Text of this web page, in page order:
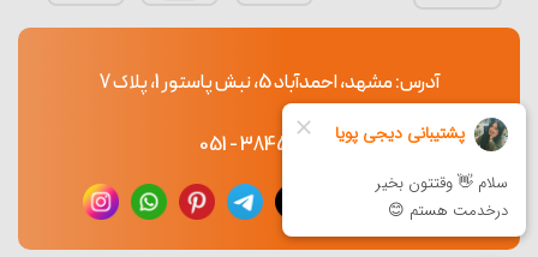
آدرس: مشهد، احمدآباد 5، نبش پاستور 1، پلاک 7
38453765 - 051